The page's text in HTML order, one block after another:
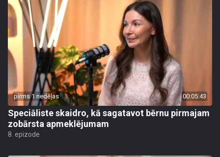
pirms 1 nedēļas 00:05:43
Speciāliste skaidro, kā sagatavot bērnu pirmajam
zobārsta apmeklējumam
8. epizode